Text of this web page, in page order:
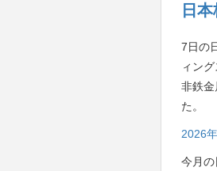
日
7日の
ィン
非鉄
た。
2026
今月